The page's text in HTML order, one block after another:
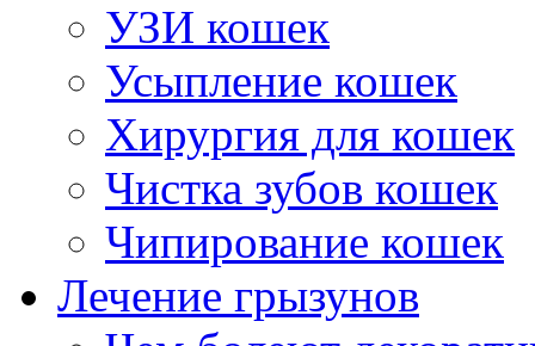
УЗИ кошек
Усыпление кошек
Хирургия для кошек
Чистка зубов кошек
Чипирование кошек
Лечение грызунов